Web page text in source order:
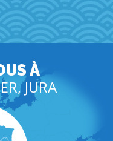
À
JURA